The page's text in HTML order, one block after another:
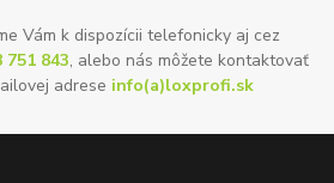
Vám k dispozícii telefonicky aj cez
751 843, alebo nás môžete kontaktovať
adrese info(a)loxprofi.sk